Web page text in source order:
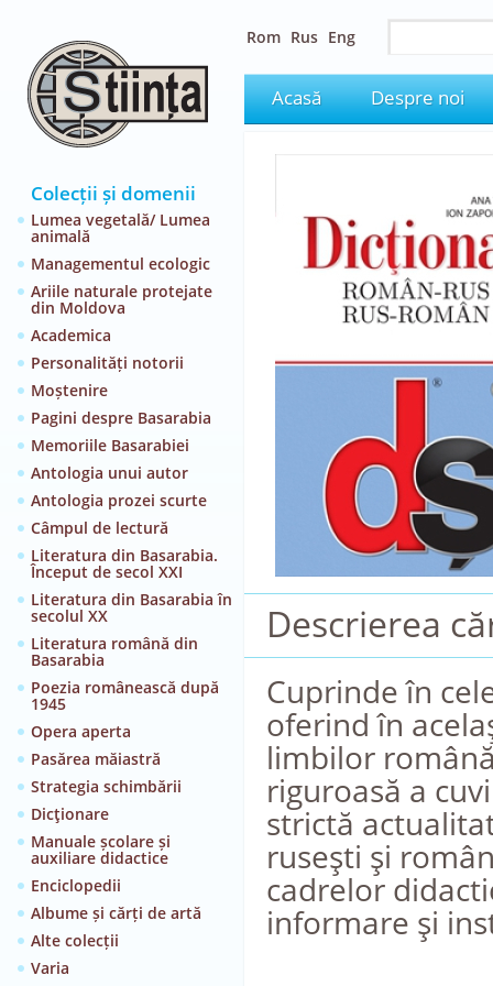
Colecții și domenii
Lumea vegetală/ Lumea
animală
Managementul ecologic
Ariile naturale protejate
din Moldova
Academica
Personalități notorii
Moștenire
Pagini despre Basarabia
Memoriile Basarabiei
Antologia unui autor
Antologia prozei scurte
Câmpul de lectură
Literatura din Basarabia.
Început de secol XXI
Literatura din Basarabia în
secolul XX
Literatura română din
Basarabia
Poezia românească după
1945
Opera aperta
Pasărea măiastră
Strategia schimbării
Dicţionare
Manuale școlare și
auxiliare didactice
Enciclopedii
Albume și cărți de artă
Alte colecții
Varia
Rom Rus Eng
Acasă Despre noi
Descrierea
Cuprinde în
oferind în
limbilor
riguroasă a
strictă
ruseşti şi
cadrelor
informare şi